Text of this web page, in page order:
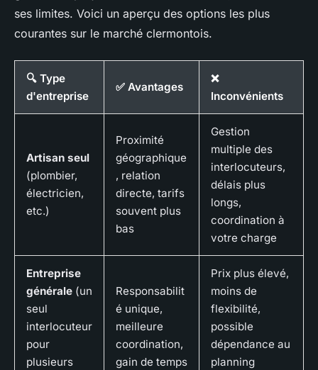
ses limites. Voici un aperçu des options les plus
courantes sur le marché clermontois.
🔍 Type
d'entreprise
✅ Avantages
❌
Inconvénients
Artisan seul
(plombier,
électricien,
etc.)
Proximité
géographique
, relation
directe, tarifs
souvent plus
bas
Gestion
multiple des
interlocuteurs,
délais plus
longs,
coordination à
votre charge
Entreprise
générale (un
seul
interlocuteur
pour
plusieurs
Responsabilit
é unique,
meilleure
coordination,
gain de temps
Prix plus élevé,
moins de
flexibilité,
possible
dépendance au
planning